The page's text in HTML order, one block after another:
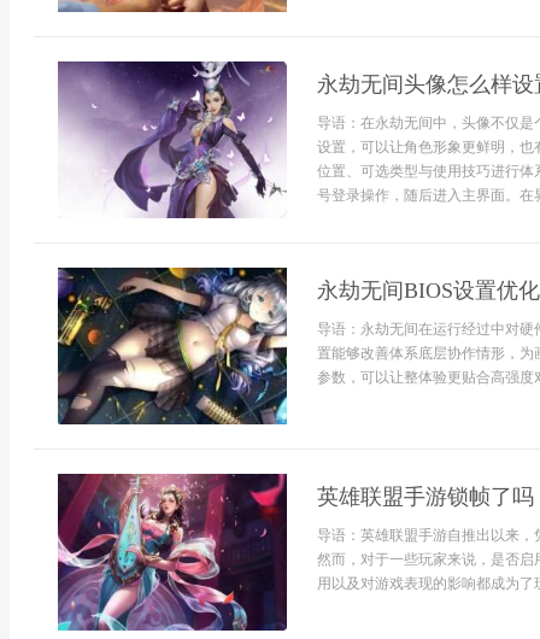
永劫无间头像怎么样设
导语：在永劫无间中，头像不仅
设置，可以让角色形象更鲜明，
位置、可选类型与使用技巧进行
号登录操作，随后进入主界面。在
永劫无间BIOS设置优
导语：永劫无间在运行经过中对
置能够改善体系底层协作情形，
参数，可以让整体验更贴合高强度
英雄联盟手游锁帧了吗
导语：英雄联盟手游自推出以来
然而，对于一些玩家来说，是否
用以及对游戏表现的影响都成为